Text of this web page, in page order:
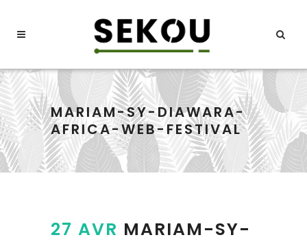
MARIAM-SY-DIAWARA-
AFRICA-WEB-FESTIVAL
27 AVR MARIAM-SY-